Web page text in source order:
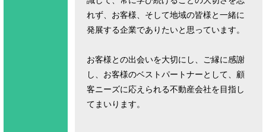
れず、お客様、そして地域の皆様と一緒に
発展する企業でありたいと思っています。
お客様との出会いを大切にし、ご縁に感謝
し、お客様のベストパートナーとして、顧
客ニーズに応えられる不動産会社を目指し
てまいります。